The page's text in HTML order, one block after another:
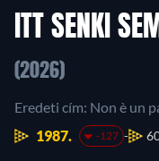
ITT SENKI
(2026)
Eredeti cím: Non è un
1987.
-127